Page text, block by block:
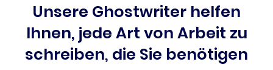
Unsere Ghostwriter helfen
Ihnen, jede Art von Arbeit zu
schreiben, die Sie benötigen